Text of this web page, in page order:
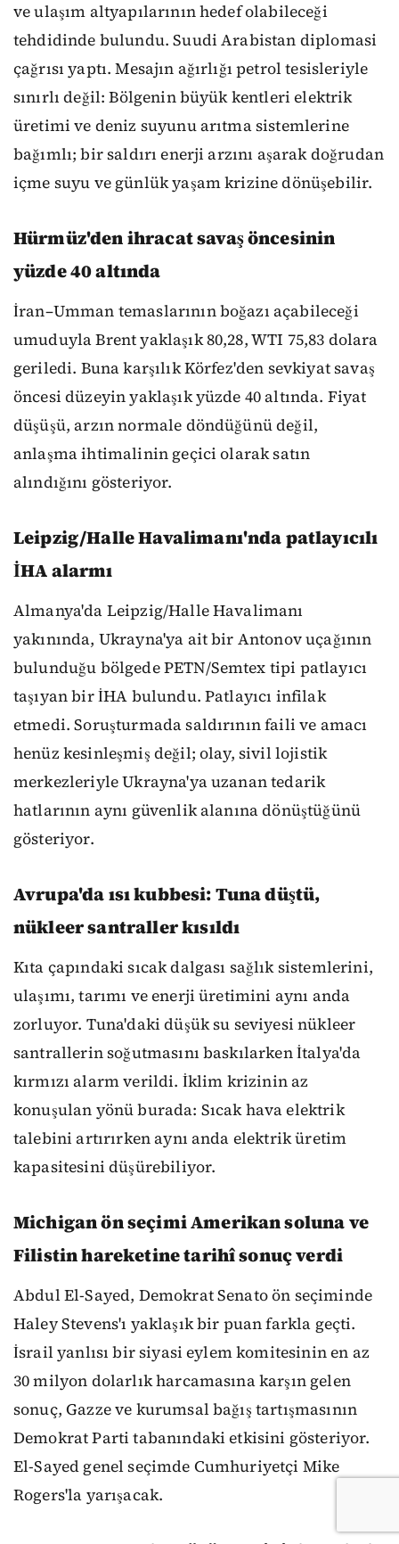
ve ulaşım altyapılarının hedef olabileceği
tehdidinde bulundu. Suudi Arabistan diplomasi
çağrısı yaptı. Mesajın ağırlığı petrol tesisleriyle
sınırlı değil: Bölgenin büyük kentleri elektrik
üretimi ve deniz suyunu arıtma sistemlerine
bağımlı; bir saldırı enerji arzını aşarak doğrudan
içme suyu ve günlük yaşam krizine dönüşebilir.
Hürmüz'den ihracat savaş öncesinin
yüzde 40 altında
İran–Umman temaslarının boğazı açabileceği
umuduyla Brent yaklaşık 80,28, WTI 75,83 dolara
geriledi. Buna karşılık Körfez'den sevkiyat savaş
öncesi düzeyin yaklaşık yüzde 40 altında. Fiyat
düşüşü, arzın normale döndüğünü değil,
anlaşma ihtimalinin geçici olarak satın
alındığını gösteriyor.
Leipzig/Halle Havalimanı'nda patlayıcılı
İHA alarmı
Almanya'da Leipzig/Halle Havalimanı
yakınında, Ukrayna'ya ait bir Antonov uçağının
bulunduğu bölgede PETN/Semtex tipi patlayıcı
taşıyan bir İHA bulundu. Patlayıcı infilak
etmedi. Soruşturmada saldırının faili ve amacı
henüz kesinleşmiş değil; olay, sivil lojistik
merkezleriyle Ukrayna'ya uzanan tedarik
hatlarının aynı güvenlik alanına dönüştüğünü
gösteriyor.
Avrupa'da ısı kubbesi: Tuna düştü,
nükleer santraller kısıldı
Kıta çapındaki sıcak dalgası sağlık sistemlerini,
ulaşımı, tarımı ve enerji üretimini aynı anda
zorluyor. Tuna'daki düşük su seviyesi nükleer
santrallerin soğutmasını baskılarken İtalya'da
kırmızı alarm verildi. İklim krizinin az
konuşulan yönü burada: Sıcak hava elektrik
talebini artırırken aynı anda elektrik üretim
kapasitesini düşürebiliyor.
Michigan ön seçimi Amerikan soluna ve
Filistin hareketine tarihî sonuç verdi
Abdul El-Sayed, Demokrat Senato ön seçiminde
Haley Stevens'ı yaklaşık bir puan farkla geçti.
İsrail yanlısı bir siyasi eylem komitesinin en az
30 milyon dolarlık harcamasına karşın gelen
sonuç, Gazze ve kurumsal bağış tartışmasının
Demokrat Parti tabanındaki etkisini gösteriyor.
El-Sayed genel seçimde Cumhuriyetçi Mike
Rogers'la yarışacak.